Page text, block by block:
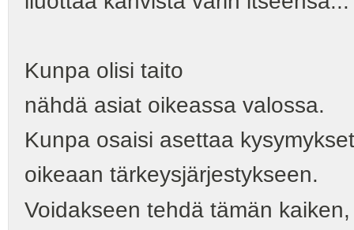
Kunpa olisi taito
nähdä asiat oikeassa valossa.
Kunpa osaisi asettaa kysymykset
oikeaan tärkeysjärjestykseen.
Voidakseen tehdä tämän kaiken,